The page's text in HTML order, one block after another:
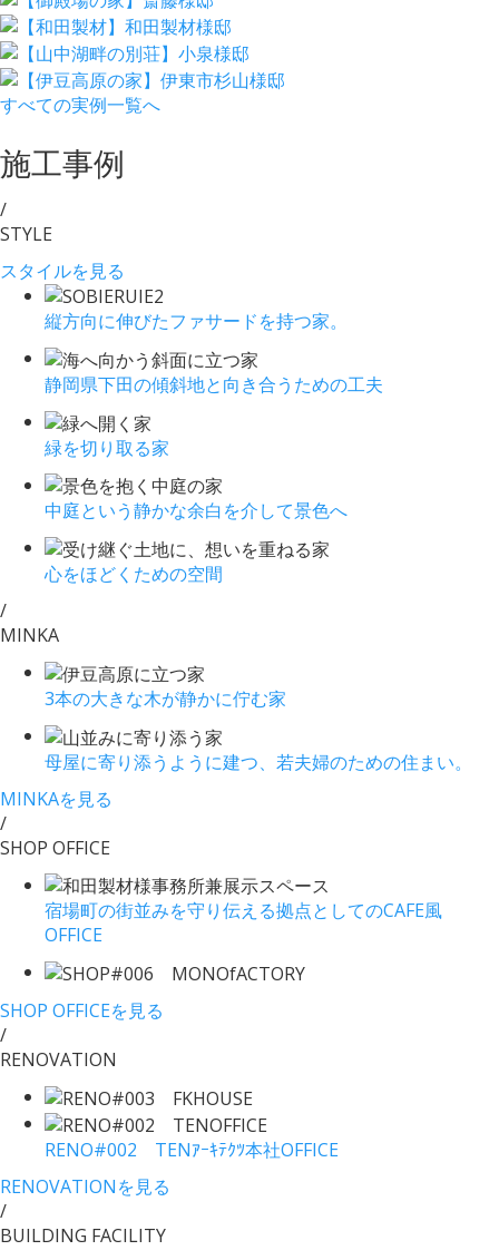
すべての実例一覧へ
施工事例
/
STYLE
スタイルを見る
縦方向に伸びたファサードを持つ家。
静岡県下田の傾斜地と向き合うための工夫
緑を切り取る家
中庭という静かな余白を介して景色へ
心をほどくための空間
/
MINKA
3本の大きな木が静かに佇む家
母屋に寄り添うように建つ、若夫婦のための住まい。
MINKAを見る
/
SHOP OFFICE
宿場町の街並みを守り伝える拠点としてのCAFE風
OFFICE
SHOP OFFICEを見る
/
RENOVATION
RENO#002 TENｱｰｷﾃｸﾂ本社OFFICE
RENOVATIONを見る
/
BUILDING FACILITY